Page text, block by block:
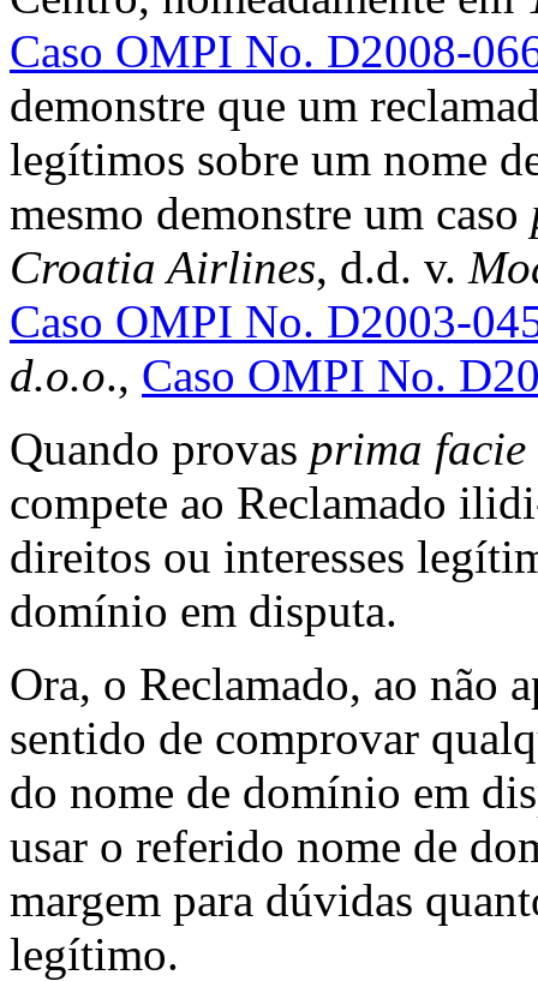
Caso OMPI No. D2008-
demonstre que um
legítimos sobre um nome
mesmo demonstre um caso
Croatia Airlines, d.d. v.
Caso OMPI No. D2003-
d.o.o., Caso OMPI No.
Quando provas prima facie
compete ao Reclamado
direitos ou interesses
domínio em disputa.
Ora, o Reclamado, ao não
sentido de comprovar
do nome de domínio em
usar o referido nome de
margem para dúvidas
legítimo.